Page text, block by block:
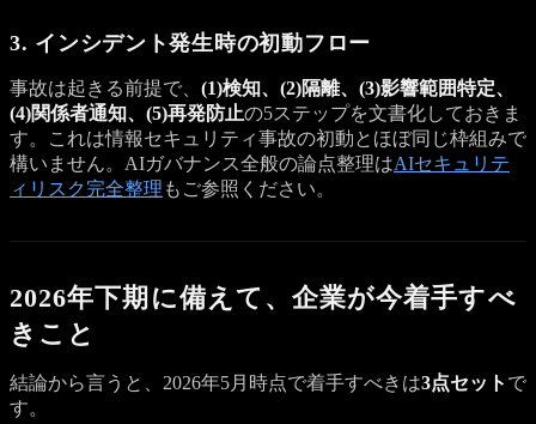
3. インシデント発生時の初動フロー
事故は起きる前提で、 (1)検知、(2)隔離、(3)影響範囲特定、
(4)関係者通知、(5)再発防止の5ステップを文書化しておきま
す。これは情報セキュリティ事故の初動とほぼ同じ枠組みで
構いません。AIガバナンス全般の論点整理はAIセキュリテ
ィリスク完全整理 もご参照ください。
2026年下期に備えて、企業が今着手すべ
きこと
結論から言うと、2026年5月時点で着手すべきは3点セット で
す。